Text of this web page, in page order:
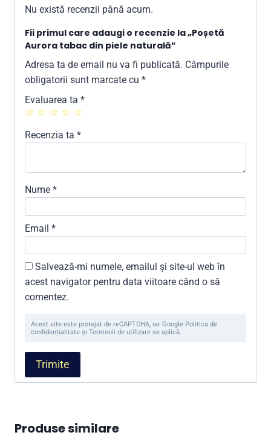
Nu există recenzii până acum.
Fii primul care adaugi o recenzie la „Poșetă
Aurora tabac din piele naturală”
Adresa ta de email nu va fi publicată. Câmpurile
obligatorii sunt marcate cu *
Evaluarea ta *
Recenzia ta *
Nume *
Email *
Salvează-mi numele, emailul și site-ul web în
acest navigator pentru data viitoare când o să
comentez.
Acest site este protejat de reCAPTCHA, iar Google Politica de
confidențialitate și Termenii de utilizare se aplică.
Produse similare